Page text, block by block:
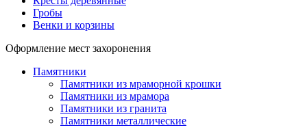
Гробы
Венки и корзины
Оформление мест захоронения
Памятники
Памятники из мраморной крошки
Памятники из мрамора
Памятники из гранита
Памятники металлические